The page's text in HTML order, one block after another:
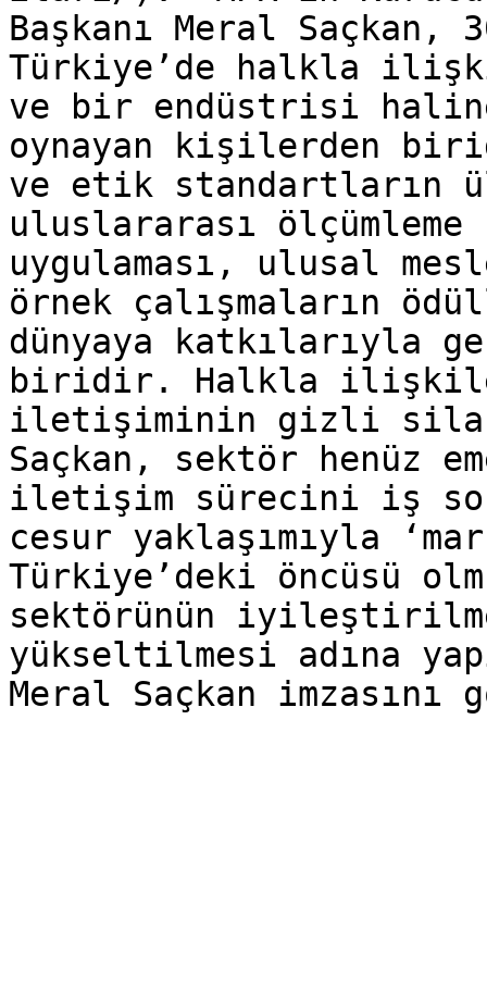
Başkanı Meral
Türkiye’de halkla
ve bir endüstrisi
oynayan kişilerden
ve etik standartların
uluslararası
uygulaması, ulusal
örnek çalışmaların
dünyaya katkılarıyla
biridir. Halkla
iletişiminin gizli
Saçkan, sektör henüz
iletişim sürecini iş
cesur yaklaşımıyla
Türkiye’deki öncüsü
sektörünün
yükseltilmesi adına
Meral Saçkan imzasını